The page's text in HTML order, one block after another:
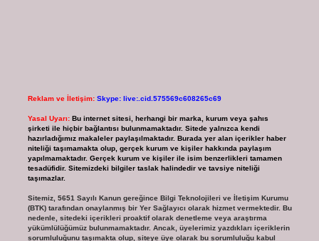
Reklam ve İletişim: Skype: live:.cid.575569c608265c69
Yasal Uyarı: Bu internet sitesi, herhangi bir marka, kurum veya şahıs
şirketi ile hiçbir bağlantısı bulunmamaktadır. Sitede yalnızca kendi
hazırladığımız makaleler paylaşılmaktadır. Burada yer alan içerikler haber
niteliği taşımamakta olup, gerçek kurum ve kişiler hakkında paylaşım
yapılmamaktadır. Gerçek kurum ve kişiler ile isim benzerlikleri tamamen
tesadüfidir. Sitemizdeki bilgiler taslak halindedir ve tavsiye niteliği
taşımazlar.
Sitemiz, 5651 Sayılı Kanun gereğince Bilgi Teknolojileri ve İletişim Kurumu
(BTK) tarafından onaylanmış bir Yer Sağlayıcı olarak hizmet vermektedir. Bu
nedenle, sitedeki içerikleri proaktif olarak denetleme veya araştırma
yükümlülüğümüz bulunmamaktadır. Ancak, üyelerimiz yazdıkları içeriklerin
sorumluluğunu taşımakta olup, siteye üye olarak bu sorumluluğu kabul